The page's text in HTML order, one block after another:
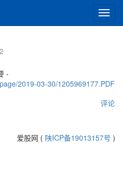
切
换
-
2019-03-30/1205969177.PDF
评论
爱股网 ( 陕ICP备19013157号 )